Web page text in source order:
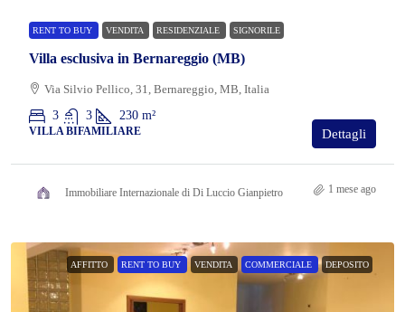
RENT TO BUY VENDITA RESIDENZIALE SIGNORILE
Villa esclusiva in Bernareggio (MB)
Via Silvio Pellico, 31, Bernareggio, MB, Italia
3
3 230 m²
VILLA BIFAMILIARE Dettagli
Immobiliare Internazionale di Di Luccio Gianpietro 1 mese ago
AFFITTO RENT TO BUY VENDITA COMMERCIALE DEPOSITO